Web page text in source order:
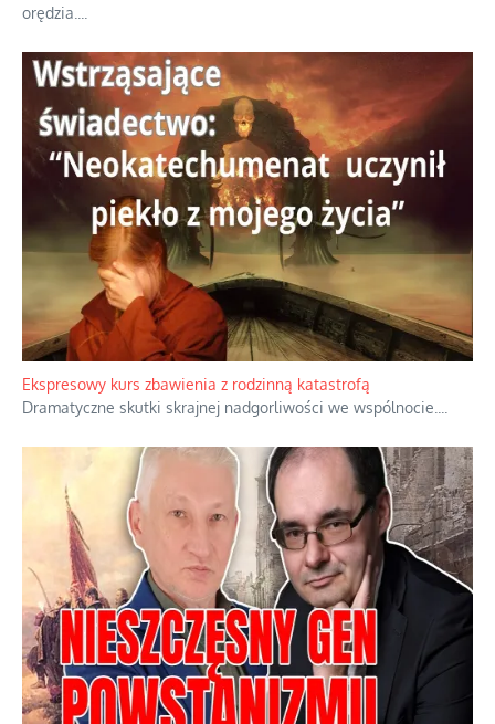
orędzia.
Ekspresowy kurs zbawienia z rodzinną katastrofą
Dramatyczne skutki skrajnej nadgorliwości we wspólnocie.